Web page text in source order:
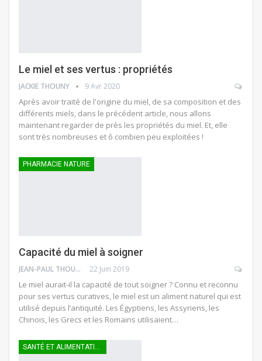
Le miel et ses vertus : propriétés
JACKIE THOUNY 9 Avr 2020
Après avoir traité de l'origine du miel, de sa composition et des
différents miels, dans le précédent article, nous allons
maintenant regarder de près les propriétés du miel. Et, elle
sont très nombreuses et ô combien peu exploitées !
PHARMACIE NATURE
Capacité du miel à soigner
JEAN-PAUL THOUNY 22 Juin 2019
Le miel aurait-il la capacité de tout soigner ? Connu et reconnu
pour ses vertus curatives, le miel est un aliment naturel qui est
utilisé depuis l’antiquité. Les Égyptiens, les Assyriens, les
Chinois, les Grecs et les Romains utilisaient…